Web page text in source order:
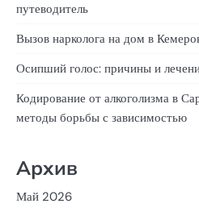
путеводитель
Вызов нарколога на дом в
Осипший голос: причины и
Кодирование от алкоголизма в
методы борьбы с зависимостью
Архив
Май 2026